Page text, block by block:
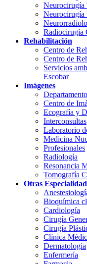
Neurocirugía
Neurocirugía
Radiocirugía
Rehabilitación
Centro de
Centro de
Servicios
Escobar
Imágenes
Centro de
Ecografía y
Interconsultas
Laboratorio
Medicina
Profesionales
Radiología
Resonancia
Tomografía
Otras
Bioquímica
Cardiología
Cirugía
Cirugía
Clínica
Dermatología
Enfermería